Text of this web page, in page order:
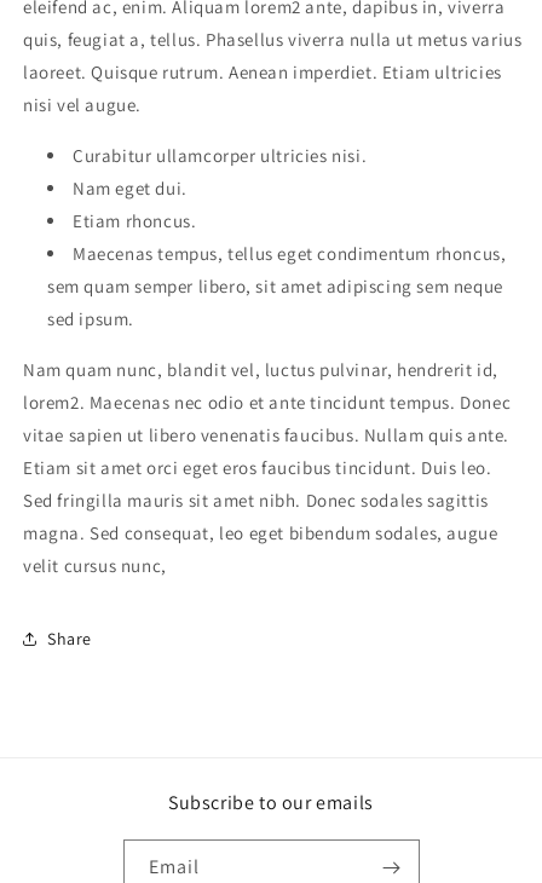
eleifend ac, enim. Aliquam lorem2 ante, dapibus in, viverra
quis, feugiat a, tellus. Phasellus viverra nulla ut metus varius
laoreet. Quisque rutrum. Aenean imperdiet. Etiam ultricies
nisi vel augue.
Curabitur ullamcorper ultricies nisi.
Nam eget dui.
Etiam rhoncus.
Maecenas tempus, tellus eget condimentum rhoncus,
sem quam semper libero, sit amet adipiscing sem neque
sed ipsum.
Nam quam nunc, blandit vel, luctus pulvinar, hendrerit id,
lorem2. Maecenas nec odio et ante tincidunt tempus. Donec
vitae sapien ut libero venenatis faucibus. Nullam quis ante.
Etiam sit amet orci eget eros faucibus tincidunt. Duis leo.
Sed fringilla mauris sit amet nibh. Donec sodales sagittis
magna. Sed consequat, leo eget bibendum sodales, augue
velit cursus nunc,
Share
Subscribe to our emails
Email